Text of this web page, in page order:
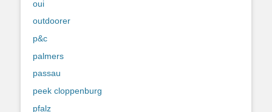
oui
outdoorer
p&c
palmers
passau
peek cloppenburg
pfalz